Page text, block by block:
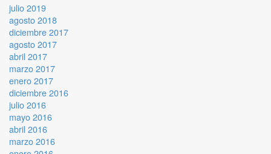
julio 2019
agosto 2018
diciembre 2017
agosto 2017
abril 2017
marzo 2017
enero 2017
diciembre 2016
julio 2016
mayo 2016
abril 2016
marzo 2016